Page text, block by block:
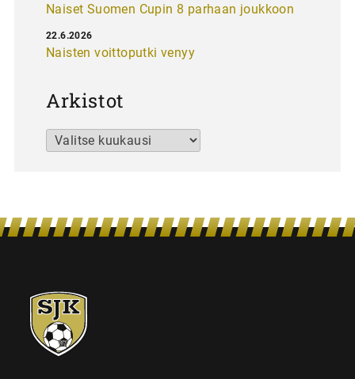
Naiset Suomen Cupin 8 parhaan joukkoon
Naisten voittoputki venyy
22.6.2026
Arkistot
Arkistot
SJK-
juniorit